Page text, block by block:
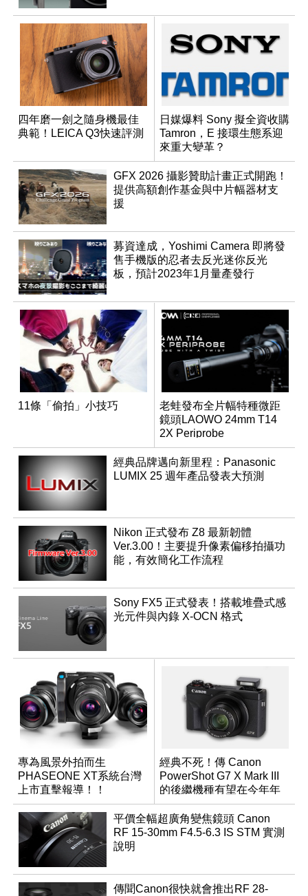
四年磨一劍之隨身機最佳
典範！LEICA Q3快速評測
日媒爆料 Sony 擬全資收購
Tamron，E 接環生態系迎
來重大變革？
GFX 2026 攝影贊助計畫正式開跑！
提供高額創作基金與中片幅器材支
援
募資達成，Yoshimi Camera 即將發
售手機版的忍者去反光迷你反光
板，預計2023年1月量產發行
11條「偷拍」小技巧
老蛙發布全片幅特種微距
鏡頭LAOWO 24mm T14
2X Periprobe
經典品牌邁向新里程：Panasonic
LUMIX 25 週年產品發表大預測
Nikon 正式發布 Z8 最新韌體
Ver.3.00！主要提升像素偏移拍攝功
能，有效簡化工作流程
Sony FX5 正式發表！搭載堆疊式感
光元件與內錄 X-OCN 格式
專為風景外拍而生
PHASEONE XT系統台灣
上市直擊報導！！
經典不死！傳 Canon
PowerShot G7 X Mark III
的後繼機種有望在今年年
底前推出？
平價全幅超廣角變焦鏡頭 Canon
RF 15-30mm F4.5-6.3 IS STM 實測
說明
傳聞Canon很快就會推出RF 28-